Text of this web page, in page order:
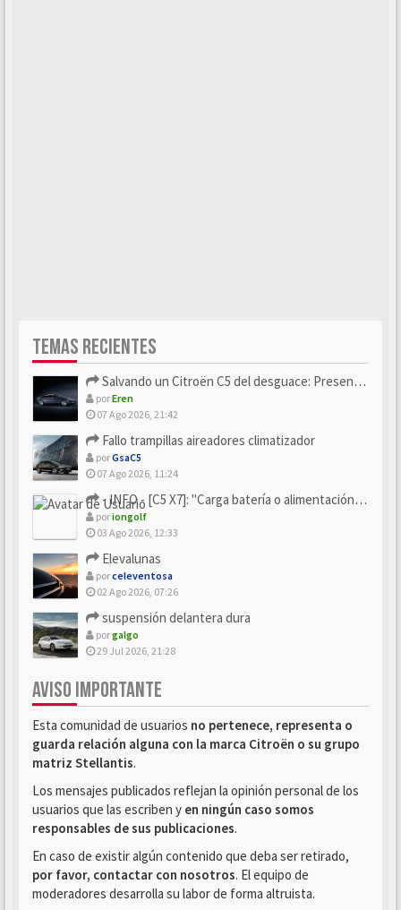
TEMAS RECIENTES
Salvando un Citroën C5 del desguace: Presentación y seguimiento
porEren
07 Ago 2026, 21:42
Fallo trampillas aireadores climatizador
porGsaC5
07 Ago 2026, 11:24
- INFO - [C5 X7]: "Carga batería o alimentación eléctri...
poriongolf
03 Ago 2026, 12:33
Elevalunas
porceleventosa
02 Ago 2026, 07:26
suspensión delantera dura
porgalgo
29 Jul 2026, 21:28
AVISO IMPORTANTE
Esta comunidad de usuarios no pertenece, representa o
guarda relación alguna con la marca Citroën o su grupo
matriz Stellantis.
Los mensajes publicados reflejan la opinión personal de los
usuarios que las escriben y en ningún caso somos
responsables de sus publicaciones.
En caso de existir algún contenido que deba ser retirado,
por favor, contactar con nosotros. El equipo de
moderadores desarrolla su labor de forma altruista.